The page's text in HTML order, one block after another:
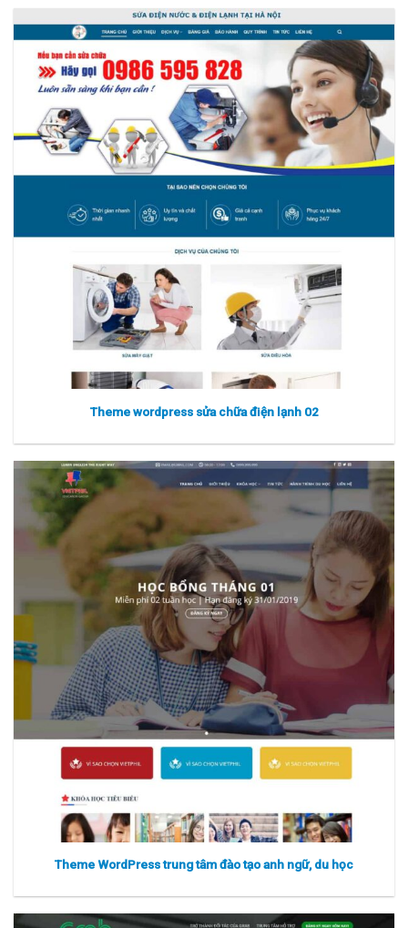
Xem thực tế Xem chi tiết
Xem thực tế Xem chi tiết
Theme wordpress sửa chữa điện lạnh 02
Theme WordPress trung tâm đào tạo anh ngữ, du học